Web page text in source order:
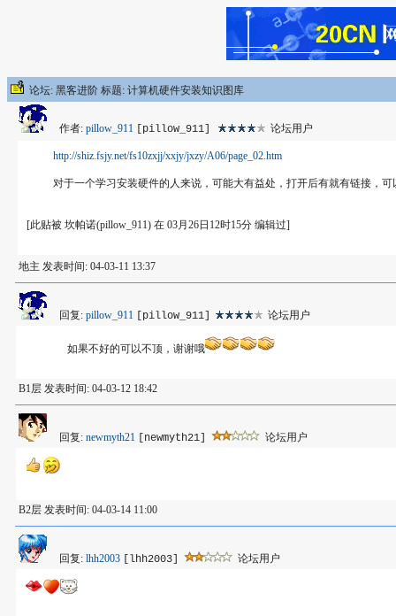
论坛: 黑客进阶 标题: 计算机硬件安装知识图库
作者: pillow_911 [pillow_911] 论坛用户
http://shiz.fsjy.net/fs10zxjj/xxjy/jxzy/A06/page_02.htm
对于一个学习安装硬件的人来说，可能大有益处，打开后有就有链接，可
[此贴被 坎帕诺(pillow_911) 在 03月26日12时15分 编辑过]
地主 发表时间: 04-03-11 13:37
回复: pillow_911 [pillow_911] 论坛用户
如果不好的可以不顶，谢谢哦
B1层 发表时间: 04-03-12 18:42
回复: newmyth21 [newmyth21] 论坛用户
B2层 发表时间: 04-03-14 11:00
回复: lhh2003 [lhh2003] 论坛用户